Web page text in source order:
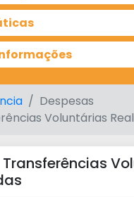
Despesas
Voluntárias